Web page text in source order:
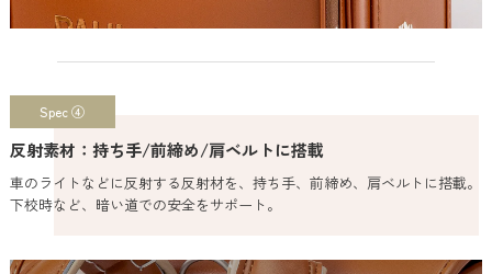
Spec ④
反射素材：持ち手/前締め/肩ベルトに搭載
車のライトなどに反射する反射材を、持ち手、前締め、肩ベルトに搭載。
下校時など、暗い道での安全をサポート。